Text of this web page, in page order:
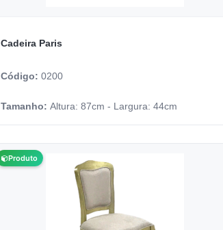
Cadeira Paris
Código: 0200
Tamanho: Altura: 87cm - Largura: 44cm
Produto